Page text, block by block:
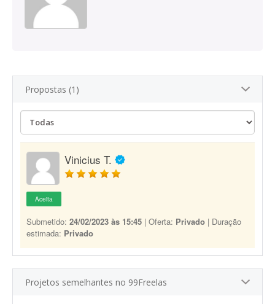
Propostas (1)
Vinicius T.
Aceita
Submetido: 24/02/2023 às 15:45 | Oferta: Privado | Duração
estimada: Privado
Projetos semelhantes no 99Freelas